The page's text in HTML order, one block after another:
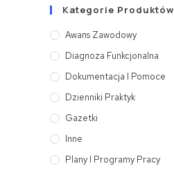
Kategorie Produktów
Awans Zawodowy
Diagnoza Funkcjonalna
Dokumentacja I Pomoce
Dzienniki Praktyk
Gazetki
Inne
Plany I Programy Pracy